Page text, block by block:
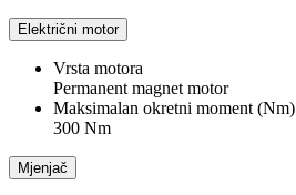
Električni motor
Vrsta motora
Permanent magnet motor
Maksimalan okretni moment (Nm)
300 Nm
Mjenjač